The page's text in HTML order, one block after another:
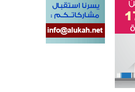
للمسلمين في بينزا وساراتوف وموردوفيا هذا العام
حفظ وتلاوة القرآن الكريم في أزناكاييف